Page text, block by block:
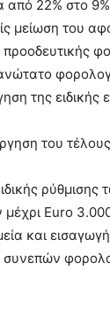
22% στο 9%
μείωση του
προοδευτικής
της
του
ρύθμισης
Euro
και
συνεπών